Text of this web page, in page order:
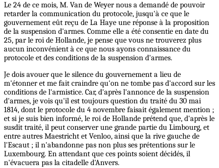
Le 24 de ce mois, M. Van de Weyer nous a demandé de pouvoir
retarder la communication du protocole, jusqu'à ce que le
gouvernement eût reçu de La Haye une réponse à la proposition
de la suspension d'armes. Comme elle a été consentie en date du
25, par le roi de Hollande, je pense que vous ne trouverez plus
aucun inconvénient à ce que nous ayons connaissance du
protocole et des conditions de la suspension d'armes.
Je dois avouer que le silence du gouvernement a lieu de
m'étonner et me fait craindre qu'on ne tombe pas d'accord sur les
conditions de l'armistice. Car, d'après l'annonce de la suspension
d'armes, je vois qu'il est toujours question du traité du 30 mai
1814, dont le protocole du 4 novembre faisait également mention ;
et si je suis bien informé, le roi de Hollande prétend que, d'après le
susdit traité, il peut conserver une grande partie du Limbourg, et
entre autres Maestricht et Venloo, ainsi que la rive gauche de
l'Escaut ; il n'abandonne pas non plus ses prétentions sur le
Luxembourg. En attendant que ces points soient décidés, il
n'évacuera pas la citadelle d'Anvers.